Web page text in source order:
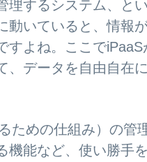
するシステム、と
いていると、情報
よね。ここで
データを自由自在
ための仕組み）の管
能など、使い勝手